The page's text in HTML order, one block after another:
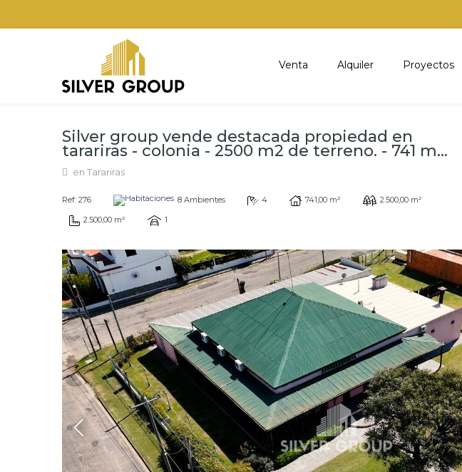
Venta Alquiler Proyectos
Silver group vende destacada propiedad en
tarariras - colonia - 2500 m2 de terreno. - 741 m...
en Tarariras
Ref: 276 8 Ambientes 4 741,00 m² 2.500,00 m²
2.500,00 m² 1